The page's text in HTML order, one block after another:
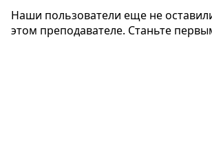
Наши пользователи еще не
этом преподавателе. Станьте